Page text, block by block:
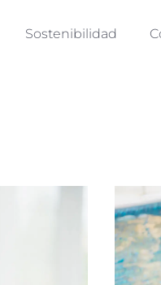
Sostenibilidad